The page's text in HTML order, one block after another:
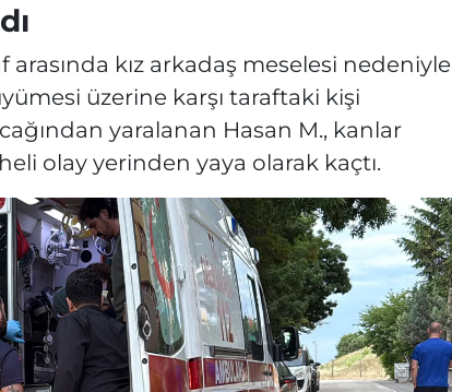
kız arkadaş meselesi nedeniyle
üzerine karşı taraftaki kişi
yaralanan Hasan M., kanlar
olay yerinden yaya olarak kaçtı.